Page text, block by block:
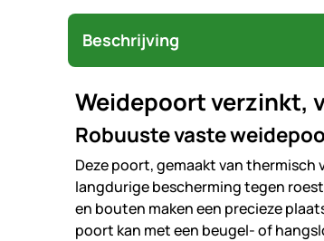
Beschrijving
Weidepoort verzinkt,
Robuuste vaste
Deze poort, gemaakt van
langdurige bescherming tegen
en bouten maken een precieze
poort kan met een beugel- of